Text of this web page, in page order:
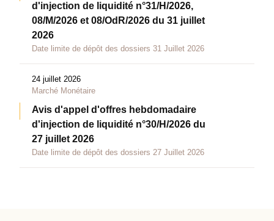
d'injection de liquidité n°31/H/2026,
08/M/2026 et 08/OdR/2026 du 31 juillet
2026
Date limite de dépôt des dossiers 31 Juillet 2026
24 juillet 2026
Marché Monétaire
Avis d'appel d'offres hebdomadaire
d'injection de liquidité n°30/H/2026 du
27 juillet 2026
Date limite de dépôt des dossiers 27 Juillet 2026